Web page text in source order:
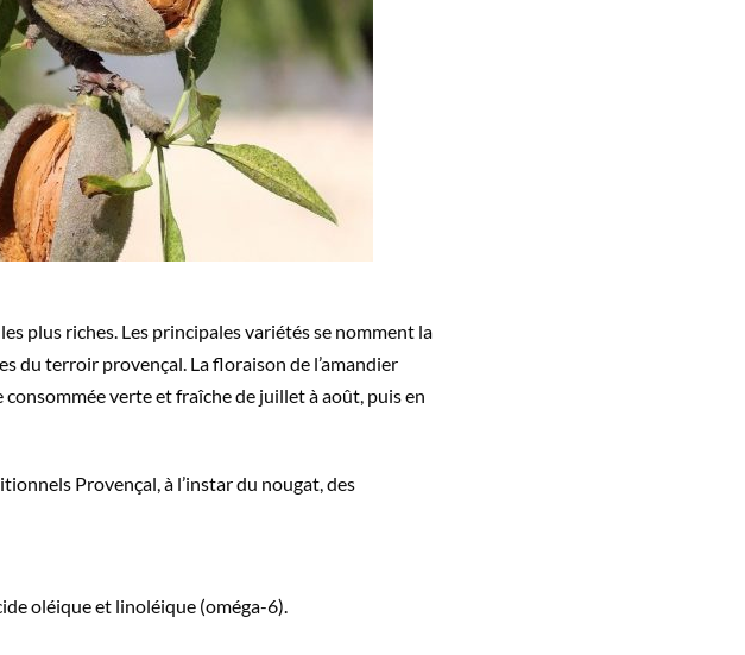
plus riches. Les principales variétés se nomment la
du terroir provençal. La floraison de l’amandier
verte et fraîche de juillet à août, puis en
Provençal, à l’instar du nougat, des
oléique et linoléique (oméga-6).